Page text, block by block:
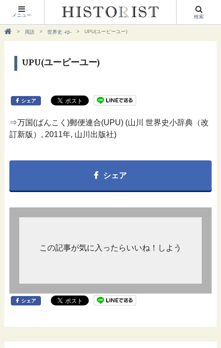
メニュー 検索
用語 世界史 -ゆ- UPU(ユーピーユー)
UPU(ユーピーユー)
シェア
⇒万国(ばんこく)郵便連合(UPU) (山川 世界史小辞典（改
訂新版）, 2011年, 山川出版社)
シェア
この記事が気に入ったらいいね！しよう
シェア